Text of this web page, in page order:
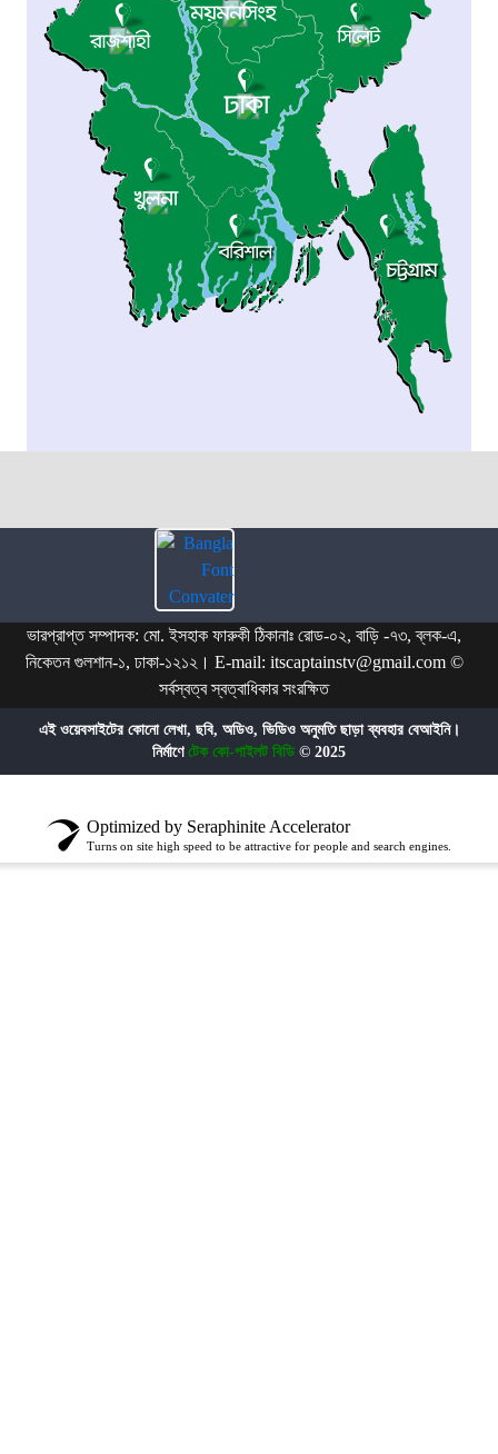
ভারপ্রাপ্ত সম্পাদক: মো. ইসহাক ফারুকী ঠিকানাঃ রোড-০২, বাড়ি -৭৩, ব্লক-এ,
নিকেতন গুলশান-১, ঢাকা-১২১২। E-mail: itscaptainstv@gmail.com ©
সর্বস্বত্ব স্বত্বাধিকার সংরক্ষিত
এই ওয়েবসাইটের কোনো লেখা, ছবি, অডিও, ভিডিও অনুমতি ছাড়া ব্যবহার বেআইনি।
নির্মাণে টেক কো-পাইলট বিডি © 2025
Optimized by Seraphinite Accelerator
Turns on site high speed to be attractive for people and search engines.